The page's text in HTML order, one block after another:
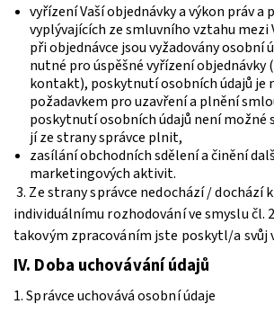
vyřízení Vaší objednávky a výkon práv a
vyplývajících ze smluvního vztahu mezi
při objednávce jsou vyžadovány osobní
nutné pro úspěšné vyřízení objednávky
kontakt), poskytnutí osobních údajů je
požadavkem pro uzavření a plnění
poskytnutí osobních údajů není možné
jí ze strany správce plnit,
zasílání obchodních sdělení a činění
marketingových aktivit.
3. Ze strany správce nedochází / dochází
individuálnímu rozhodování ve smyslu čl.
takovým zpracováním jste poskytl/a svůj
IV. Doba uchovávání údajů
1. Správce uchovává osobní údaje